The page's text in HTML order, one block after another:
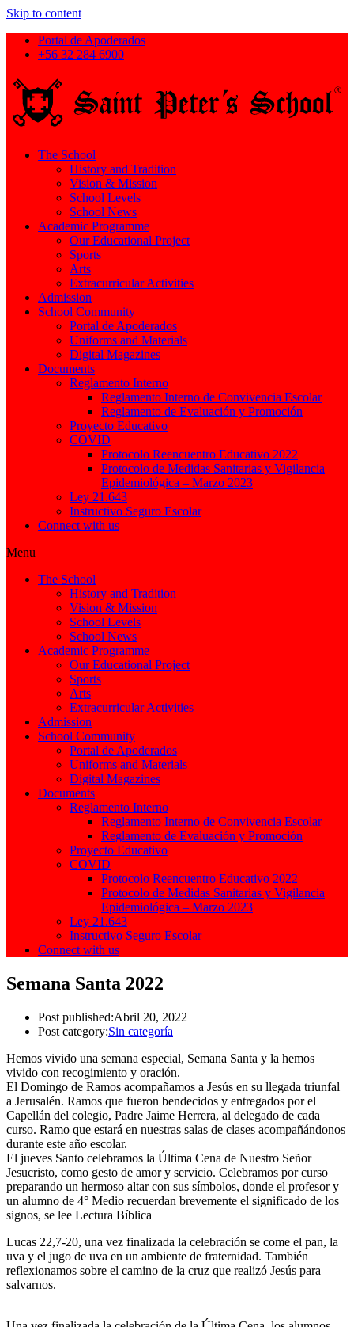
Skip to content
Portal de Apoderados
+56 32 284 6900
The School
History and Tradition
Vision & Mission
School Levels
School News
Academic Programme
Our Educational Project
Sports
Arts
Extracurricular Activities
Admission
School Community
Portal de Apoderados
Uniforms and Materials
Digital Magazines
Documents
Reglamento Interno
Reglamento Interno de Convivencia Escolar
Reglamento de Evaluación y Promoción
Proyecto Educativo
COVID
Protocolo Reencuentro Educativo 2022
Protocolo de Medidas Sanitarias y Vigilancia
Epidemiológica – Marzo 2023
Ley 21.643
Instructivo Seguro Escolar
Connect with us
Menu
The School
History and Tradition
Vision & Mission
School Levels
School News
Academic Programme
Our Educational Project
Sports
Arts
Extracurricular Activities
Admission
School Community
Portal de Apoderados
Uniforms and Materials
Digital Magazines
Documents
Reglamento Interno
Reglamento Interno de Convivencia Escolar
Reglamento de Evaluación y Promoción
Proyecto Educativo
COVID
Protocolo Reencuentro Educativo 2022
Protocolo de Medidas Sanitarias y Vigilancia
Epidemiológica – Marzo 2023
Ley 21.643
Instructivo Seguro Escolar
Connect with us
Semana Santa 2022
Post published:Abril 20, 2022
Post category:Sin categoría
Hemos vivido una semana especial, Semana Santa y la hemos
vivido con recogimiento y oración.
El Domingo de Ramos acompañamos a Jesús en su llegada triunfal
a Jerusalén. Ramos que fueron bendecidos y entregados por el
Capellán del colegio, Padre Jaime Herrera, al delegado de cada
curso. Ramo que estará en nuestras salas de clases acompañándonos
durante este año escolar.
El jueves Santo celebramos la Última Cena de Nuestro Señor
Jesucristo, como gesto de amor y servicio. Celebramos por curso
preparando un hermoso altar con sus símbolos, donde el profesor y
un alumno de 4° Medio recuerdan brevemente el significado de los
signos, se lee Lectura Bíblica
Lucas 22,7-20, una vez finalizada la celebración se come el pan, la
uva y el jugo de uva en un ambiente de fraternidad. También
reflexionamos sobre el camino de la cruz que realizó Jesús para
salvarnos.